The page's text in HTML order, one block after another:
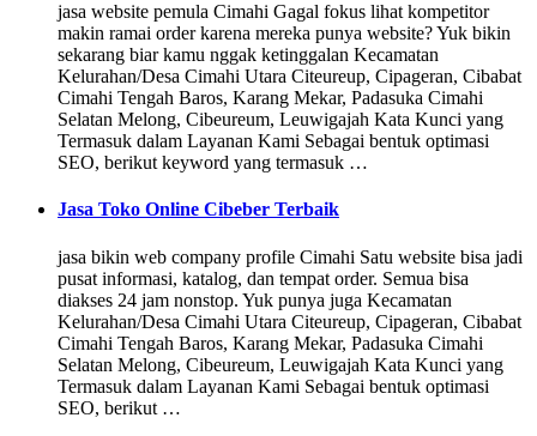
jasa website pemula Cimahi Gagal fokus lihat kompetitor
makin ramai order karena mereka punya website? Yuk bikin
sekarang biar kamu nggak ketinggalan Kecamatan
Kelurahan/Desa Cimahi Utara Citeureup, Cipageran, Cibabat
Cimahi Tengah Baros, Karang Mekar, Padasuka Cimahi
Selatan Melong, Cibeureum, Leuwigajah Kata Kunci yang
Termasuk dalam Layanan Kami Sebagai bentuk optimasi
SEO, berikut keyword yang termasuk …
Jasa Toko Online Cibeber Terbaik
jasa bikin web company profile Cimahi Satu website bisa jadi
pusat informasi, katalog, dan tempat order. Semua bisa
diakses 24 jam nonstop. Yuk punya juga Kecamatan
Kelurahan/Desa Cimahi Utara Citeureup, Cipageran, Cibabat
Cimahi Tengah Baros, Karang Mekar, Padasuka Cimahi
Selatan Melong, Cibeureum, Leuwigajah Kata Kunci yang
Termasuk dalam Layanan Kami Sebagai bentuk optimasi
SEO, berikut …